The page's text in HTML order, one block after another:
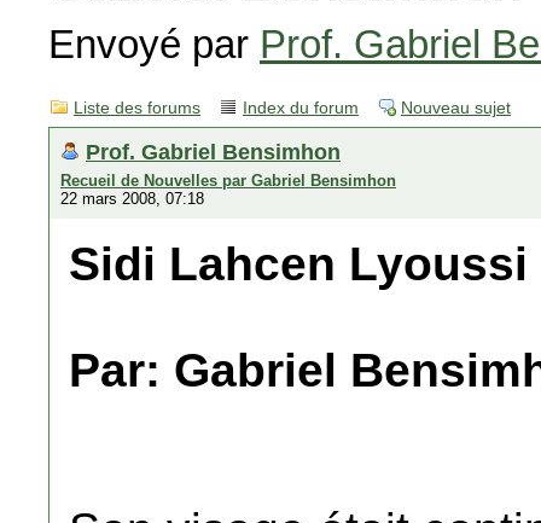
Envoyé par Prof. Gabriel
Liste des forums Index du forum Nouveau sujet
Prof. Gabriel Bensimhon
Recueil de Nouvelles par Gabriel Bensimhon
22 mars 2008, 07:18
Sidi Lahcen Lyoussi
Par: Gabriel